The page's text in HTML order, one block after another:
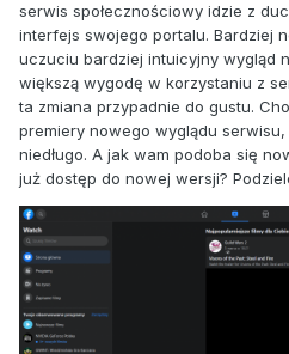
serwis społecznościowy idzie z
interfejs swojego portalu. Bardziej
uczuciu bardziej intuicyjny wygląd
większą wygodę w korzystaniu z
ta zmiana przypadnie do gustu.
premiery nowego wyglądu
niedługo. A jak wam podoba się
już dostęp do nowej wersji?